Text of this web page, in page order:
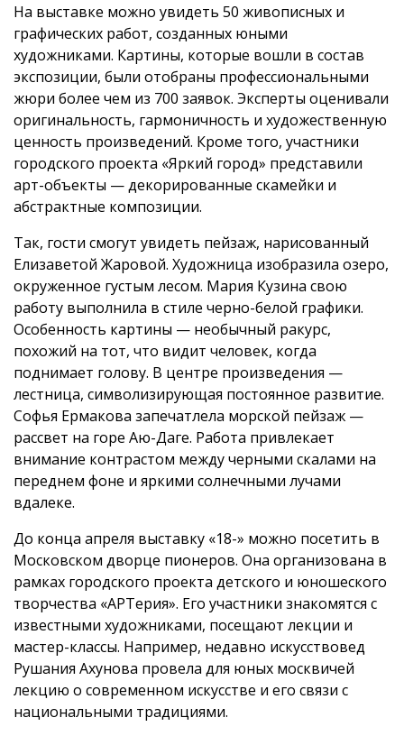
На выставке можно увидеть 50 живописных и
графических работ, созданных юными
художниками. Картины, которые вошли в состав
экспозиции, были отобраны профессиональными
жюри более чем из 700 заявок. Эксперты оценивали
оригинальность, гармоничность и художественную
ценность произведений. Кроме того, участники
городского проекта «Яркий город» представили
арт-объекты — декорированные скамейки и
абстрактные композиции.
Так, гости смогут увидеть пейзаж, нарисованный
Елизаветой Жаровой. Художница изобразила озеро,
окруженное густым лесом. Мария Кузина свою
работу выполнила в стиле черно-белой графики.
Особенность картины — необычный ракурс,
похожий на тот, что видит человек, когда
поднимает голову. В центре произведения —
лестница, символизирующая постоянное развитие.
Софья Ермакова запечатлела морской пейзаж —
рассвет на горе Аю-Даге. Работа привлекает
внимание контрастом между черными скалами на
переднем фоне и яркими солнечными лучами
вдалеке.
До конца апреля выставку «18-» можно посетить в
Московском дворце пионеров. Она организована в
рамках городского проекта детского и юношеского
творчества «АРТерия». Его участники знакомятся с
известными художниками, посещают лекции и
мастер-классы. Например, недавно искусствовед
Рушания Ахунова провела для юных москвичей
лекцию о современном искусстве и его связи с
национальными традициями.